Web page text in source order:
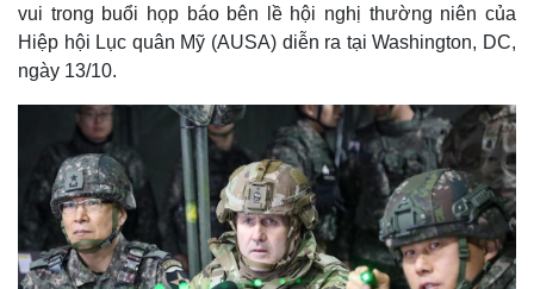
vui trong buổi họp báo bên lề hội nghị thường niên của
Hiệp hội Lục quân Mỹ (AUSA) diễn ra tại Washington, DC,
ngày 13/10.